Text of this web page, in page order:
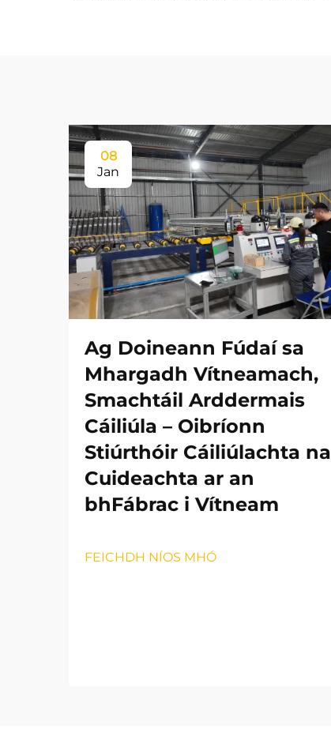
08
Jan
Ag Doineann Fúdaí sa
Mhargadh Vítneamach,
Smachtáil Arddermais
Cáiliúla – Oibríonn
Stiúrthóir Cáiliúlachta na
Cuideachta ar an
bhFábrac i Vítneam
FEICHDH NÍOS MHÓ